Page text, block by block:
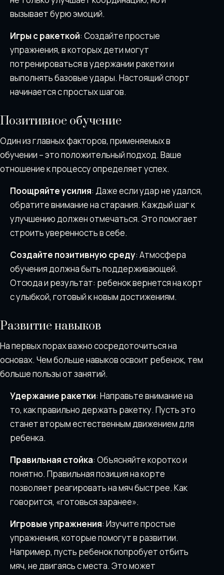
вызывает бурю эмоций.
Игры с ракеткой: Создайте простые
упражнения, в которых дети могут
потренироваться в удержании ракетки и
выполнять базовые удары. Настоящий спорт
начинается с простых шагов.
Позитивное обучение
Один из главных факторов, применяемых в
обучении – это положительный подход. Ваше
отношение к процессу определяет успех.
Поощряйте усилия: Даже если удар не удался,
обратите внимание на старания. Каждый шаг к
улучшению должен отмечаться. Это помогает
строить уверенность в себе.
Создайте позитивную среду: Атмосфера
обучения должна быть поддерживающей.
Отсюда и результат: ребенок вернется на корт
с улыбкой, готовый к новым достижениям.
Развитие навыков
На первых порах важно сосредоточиться на
основах. Чем больше навыков освоит ребенок, тем
больше пользы от занятий.
Удержание ракетки: Направьте внимание на
то, как правильно держать ракетку. Пусть это
станет вторым естественным движением для
ребенка.
Правильная стойка: Объясняйте коротко и
понятно. Правильная позиция на корте
позволяет реагировать на мяч быстрее. Как
говорится, «готовься заранее».
Игровые упражнения: Изучите простые
упражнения, которые помогут в развитии.
Например, пусть ребенок попробует отбить
мяч, не двигаясь с места. Это может